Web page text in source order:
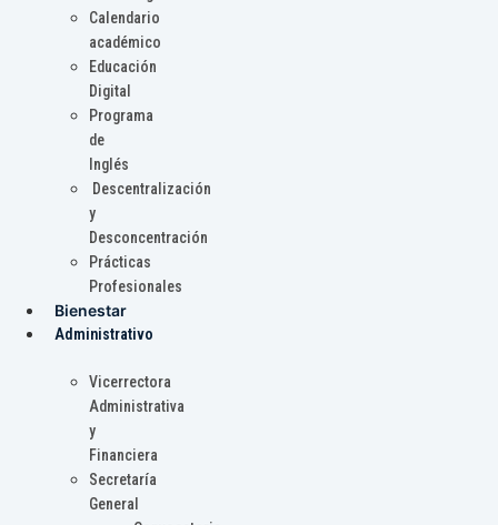
Calendario
académico
Educación
Digital
Programa
de
Inglés
Descentralización
y
Desconcentración
Prácticas
Profesionales
Bienestar
Administrativo
Vicerrectora
Administrativa
y
Financiera
Secretaría
General